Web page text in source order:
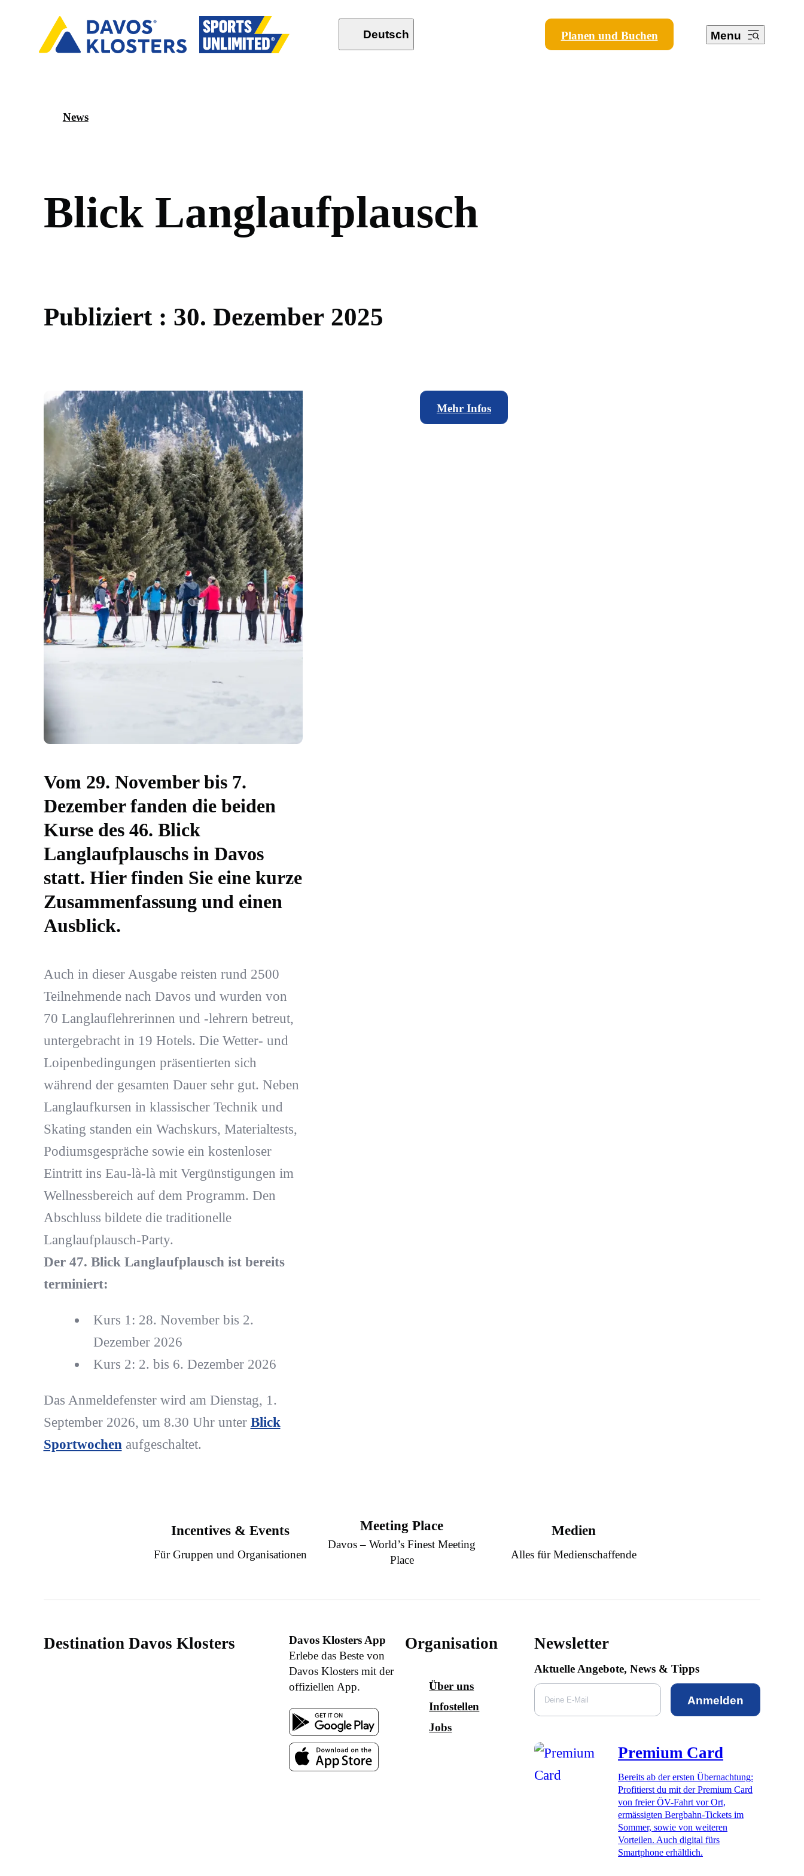
Deutsch Planen und Buchen Menu
News
Blick Langlaufplausch
Publiziert : 30. Dezember 2025
Vom 29. November bis 7.
Dezember fanden die beiden
Kurse des 46. Blick
Langlaufplauschs in Davos
statt. Hier finden Sie eine kurze
Zusammenfassung und einen
Ausblick.
Auch in dieser Ausgabe reisten rund 2500
Teilnehmende nach Davos und wurden von
70 Langlauflehrerinnen und -lehrern betreut,
untergebracht in 19 Hotels. Die Wetter- und
Loipenbedingungen präsentierten sich
während der gesamten Dauer sehr gut. Neben
Langlaufkursen in klassischer Technik und
Skating standen ein Wachskurs, Materialtests,
Podiumsgespräche sowie ein kostenloser
Eintritt ins Eau-là-là mit Vergünstigungen im
Wellnessbereich auf dem Programm. Den
Abschluss bildete die traditionelle
Langlaufplausch-Party.
Der 47. Blick Langlaufplausch ist bereits
terminiert:
Kurs 1: 28. November bis 2.
Dezember 2026
Kurs 2: 2. bis 6. Dezember 2026
Das Anmeldefenster wird am Dienstag, 1.
September 2026, um 8.30 Uhr unter Blick
Sportwochen aufgeschaltet.
Mehr Infos
Incentives & Events
Für Gruppen und Organisationen
Meeting Place
Davos – World’s Finest Meeting
Place
Medien
Alles für Medienschaffende
Destination Davos Klosters
Davos Klosters App
Erlebe das Beste von
Davos Klosters mit der
offiziellen App.
Organisation
Über uns
Infostellen
Jobs
Newsletter
Aktuelle Angebote, News & Tipps
Anmelden
Premium Card
Bereits ab der ersten Übernachtung:
Profitierst du mit der Premium Card
von freier ÖV-Fahrt vor Ort,
ermässigten Bergbahn-Tickets im
Sommer, sowie von weiteren
Vorteilen. Auch digital fürs
Smartphone erhältlich.